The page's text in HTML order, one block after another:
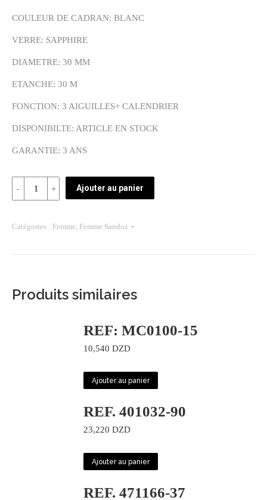
COULEUR DE CADRAN: BLANC
VERRE: SAPPHIRE
DIAMETRE: 30 MM
ETANCHE: 30 M
FONCTION: 3 AIGUILLES+ CALENDRIER
DISPONIBILTE: ARTICLE EN STOCK
GARANTIE: 3 ANS
Quantité
REF:
95
Ajouter au panier
Catégories : Femme, Femme Sandoz
Produits similaires
REF: MC0100-15
10,540 DZD
Ajouter au panier
REF. 401032-90
23,220 DZD
Ajouter au panier
REF. 471166-37